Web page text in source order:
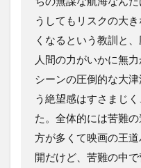
うしてもリスクの大
くなるという教訓と
人間の力がいかに無
シーンの圧倒的な大
う絶望感はすさまじ
た。全体的には苦難
方が多くて映画の王
開だけど、苦難の中